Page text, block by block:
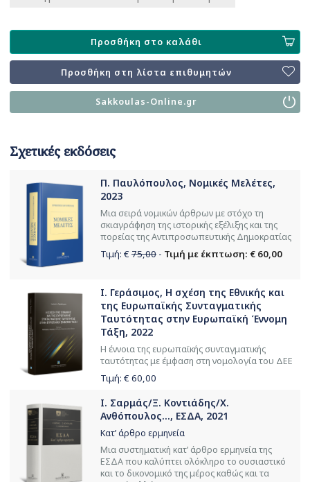
Προσθήκη στο καλάθι
Προσθήκη στη λίστα επιθυμητών
Sakkoulas-Online.gr
Σχετικές εκδόσεις
Π. Παυλόπουλος, Νομικές Μελέτες,
2023
Μια σειρά νομικών άρθρων με στόχο τη
σκιαγράφηση της ιστορικής εξέλιξης και της
πορείας της Αντιπροσωπευτικής Δημοκρατίας
Τιμή: € 75,00 - Τιμή με έκπτωση: € 60,00
Ι. Γεράσιμος, Η σχέση της Εθνικής και
της Ευρωπαϊκής Συνταγματικής
Ταυτότητας στην Ευρωπαϊκή Έννομη
Τάξη, 2022
Η έννοια της ευρωπαϊκής συνταγματικής
ταυτότητας με έμφαση στη νομολογία του ΔΕΕ
Τιμή: € 60,00
Ι. Σαρμάς/Ξ. Κοντιάδης/Χ.
Ανθόπουλος..., ΕΣΔΑ, 2021
Κατ’ άρθρο ερμηνεία
Mια συστηματική κατ’ άρθρο ερμηνεία της
ΕΣΔΑ που καλύπτει ολόκληρο το ουσιαστικό
και το δικονομικό της μέρος καθώς και τα